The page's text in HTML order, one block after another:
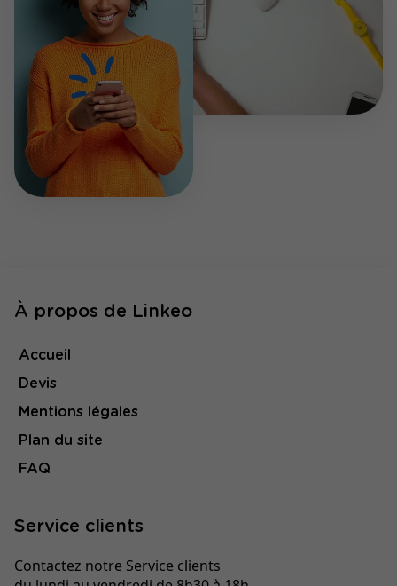
À propos de Linkeo
Accueil
Devis
Mentions légales
Plan du site
FAQ
Service clients
Contactez notre Service clients